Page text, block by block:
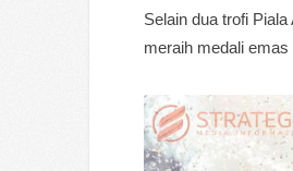
Selain dua trofi
meraih medali